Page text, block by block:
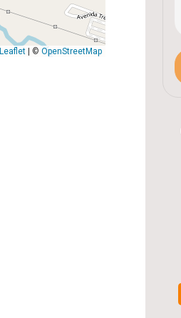
Leaflet © OpenStreetMap